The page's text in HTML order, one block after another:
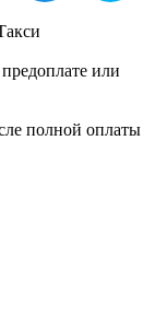
или
полной оплаты